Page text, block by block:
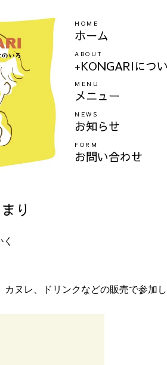
ホーム
HOME
+KONGARIにつ
ABOUT
メニュー
MENU
お知らせ
NEWS
お問い合わせ
FORM
り
ヌレ、ドリンクなどの販売で参加